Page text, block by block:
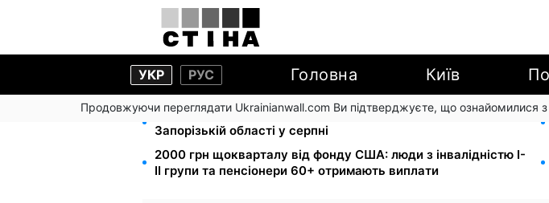
УКР РУС Головна Київ
Продовжуючи переглядати Ukrainianwall.com Ви підтверджуєте, що ознайомилися з
1-2 набори гігієни на сім'ю: UNICEF роздає допомогу в
Запорізькій області у серпні
2000 грн щокварталу від фонду США: люди з інвалідністю I-
II групи та пенсіонери 60+ отримають виплати